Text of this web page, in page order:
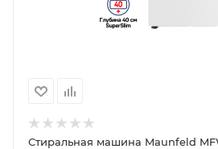
Стиральная машина Maunfeld